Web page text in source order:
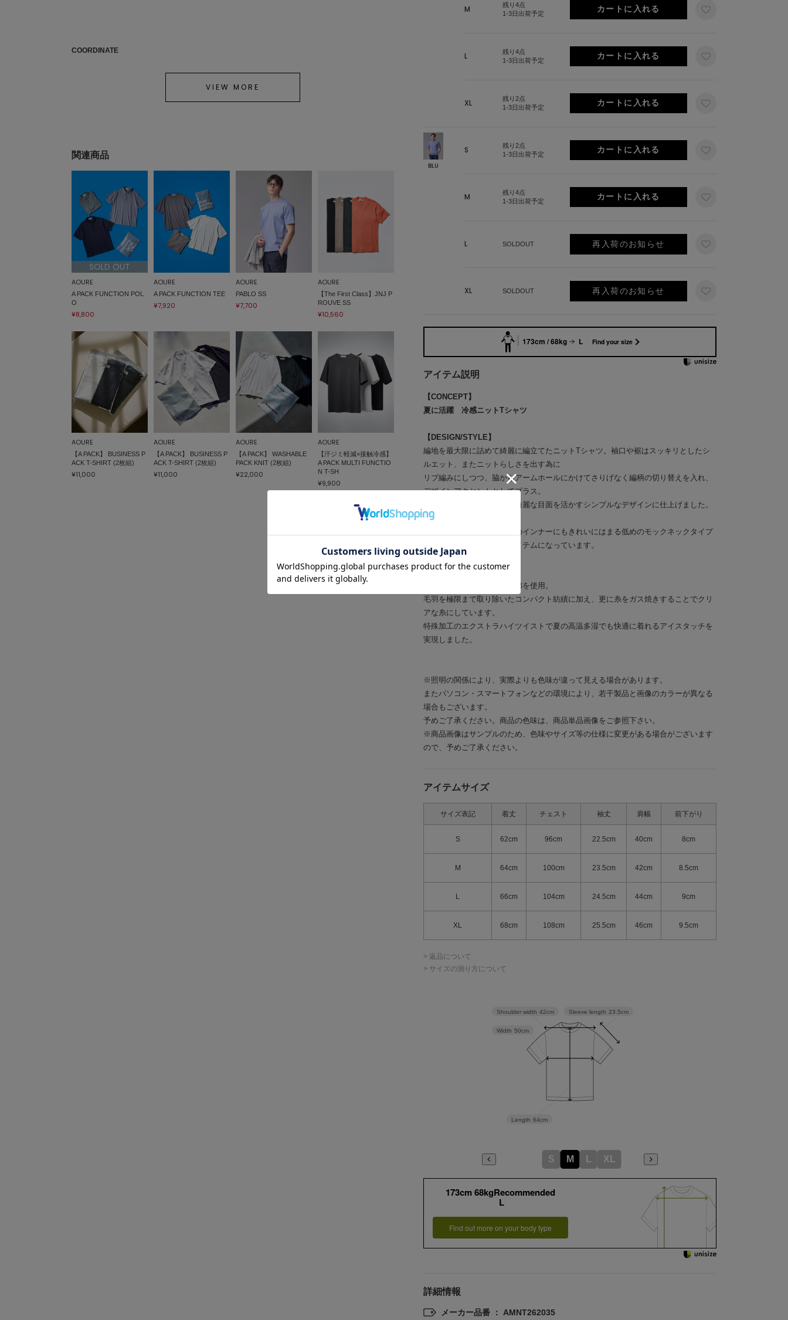
M
残り4点
1-3日出荷予定
L
残り4点
1-3日出荷予定
XL
残り2点
1-3日出荷予定
BLU
S
残り2点
1-3日出荷予定
M
残り4点
1-3日出荷予定
L SOLDOUT 再入荷のお知らせ
XL SOLDOUT 再入荷のお知らせ
173cm / 68kg L Find your size
アイテム説明
【CONCEPT】
夏に活躍 冷感ニットTシャツ
【DESIGN/STYLE】
編地を最大限に詰めて綺麗に編立てたニットTシャツ。袖口や裾はスッキリとしたシ
ルエット、またニットらしさを出す為に
リブ編みにしつつ、脇からアームホールにかけてさりげなく編柄の切り替えを入れ、
デザインアクセントとしてプラス。
ハイゲージ編みでうまれる綺麗な目面を活かすシンプルなデザインに仕上げました。
綺麗なカラー展開も魅力。
一枚着は勿論、ジャケットのインナーにもきれいにはまる低めのモックネックタイプ
にすることで汎用性あるアイテムになっています。
【FABRIC】
しなやかで美しいインド長綿を使用。
毛羽を極限まで取り除いたコンパクト紡績に加え、更に糸をガス焼きすることでクリ
アな糸にしています。
特殊加工のエクストラハイツイストで夏の高温多湿でも快適に着れるアイスタッチを
実現しました。
※照明の関係により、実際よりも色味が違って見える場合があります。
またパソコン・スマートフォンなどの環境により、若干製品と画像のカラーが異なる
場合もございます。
予めご了承ください。商品の色味は、商品単品画像をご参照下さい。
※商品画像はサンプルのため、色味やサイズ等の仕様に変更がある場合がございます
ので、予めご了承ください。
アイテムサイズ
サイズ表記 着丈 チェスト 袖丈 肩幅 前下がり
S 62cm 96cm 22.5cm 40cm 8cm
M 64cm 100cm 23.5cm 42cm 8.5cm
L 66cm 104cm 24.5cm 44cm 9cm
XL 68cm 108cm 25.5cm 46cm 9.5cm
> 返品について
> サイズの測り方について
Sleeve length 23.5cm
Length 64cm
Width 50cm
Shoulder width 42cm
S M L XL
173cm 68kgRecommended
L
Find out more on your body type
詳細情報
メーカー品番 ： AMNT262035
COORDINATE
VIEW MORE
関連商品
SOLD OUT
AOURE
A PACK FUNCTION POL
O
¥8,800
AOURE
A PACK FUNCTION TEE
¥7,920
AOURE
PABLO SS
¥7,700
AOURE
【The First Class】JNJ P
ROUVE SS
¥10,560
AOURE
【A PACK】 BUSINESS P
ACK T-SHIRT (2枚組)
¥11,000
AOURE
【A PACK】 BUSINESS P
ACK T-SHIRT (2枚組)
¥11,000
AOURE
【A PACK】 WASHABLE
PACK KNIT (2枚組)
¥22,000
AOURE
【汗ジミ軽減×接触冷感】
A PACK MULTI FUNCTIO
N T-SH
¥9,900